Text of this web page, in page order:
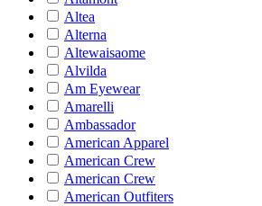
Altea
Alterna
Altewaisaome
Alvilda
Am Eyewear
Amarelli
Ambassador
American Apparel
American Crew
American Crew
American Outfiters